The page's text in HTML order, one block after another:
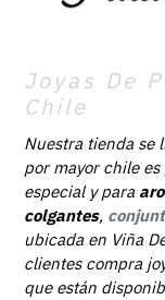
Joyas De
Chile
Nuestra tienda se
por mayor chile
especial y para
colgantes,
ubicada en Viña
clientes compra
que están